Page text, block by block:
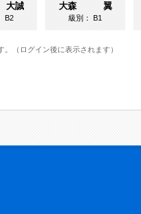
誠
B2
大森 翼
級別：B1
。（ログイン後に表示されます）